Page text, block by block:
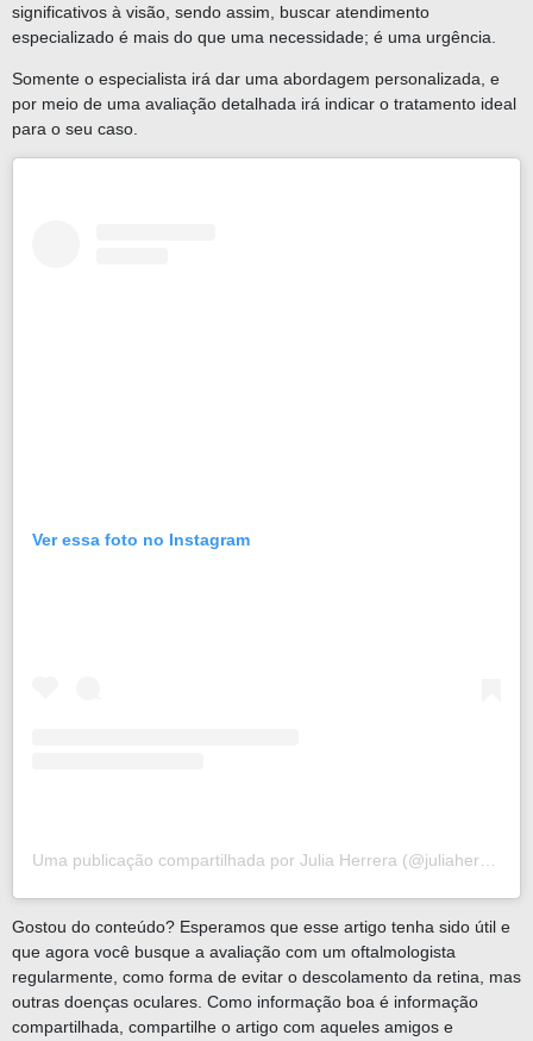
significativos à visão, sendo assim, buscar atendimento
especializado é mais do que uma necessidade; é uma urgência.
Somente o especialista irá dar uma abordagem personalizada, e
por meio de uma avaliação detalhada irá indicar o tratamento ideal
para o seu caso.
Ver essa foto no Instagram
Gostou do conteúdo? Esperamos que esse artigo tenha sido útil e
que agora você busque a avaliação com um oftalmologista
regularmente, como forma de evitar o descolamento da retina, mas
outras doenças oculares. Como informação boa é informação
compartilhada, compartilhe o artigo com aqueles amigos e